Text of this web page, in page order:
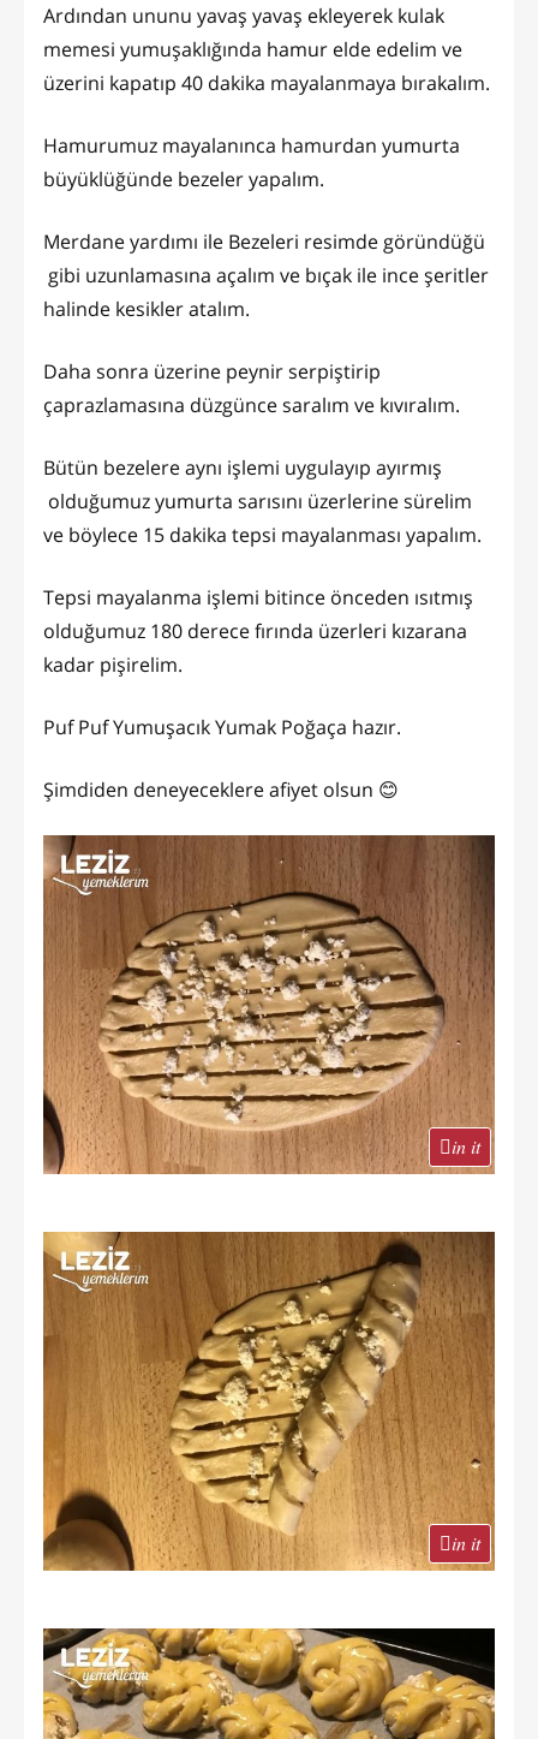
Ardından ununu yavaş yavaş ekleyerek kulak
memesi yumuşaklığında hamur elde edelim ve
üzerini kapatıp 40 dakika mayalanmaya bırakalım.
Hamurumuz mayalanınca hamurdan yumurta
büyüklüğünde bezeler yapalım.
Merdane yardımı ile Bezeleri resimde göründüğü
gibi uzunlamasına açalım ve bıçak ile ince şeritler
halinde kesikler atalım.
Daha sonra üzerine peynir serpiştirip
çaprazlamasına düzgünce saralım ve kıvıralım.
Bütün bezelere aynı işlemi uygulayıp ayırmış
olduğumuz yumurta sarısını üzerlerine sürelim
ve böylece 15 dakika tepsi mayalanması yapalım.
Tepsi mayalanma işlemi bitince önceden ısıtmış
olduğumuz 180 derece fırında üzerleri kızarana
kadar pişirelim.
Puf Puf Yumuşacık Yumak Poğaça hazır.
Şimdiden deneyeceklere afiyet olsun 😊
in it
in it